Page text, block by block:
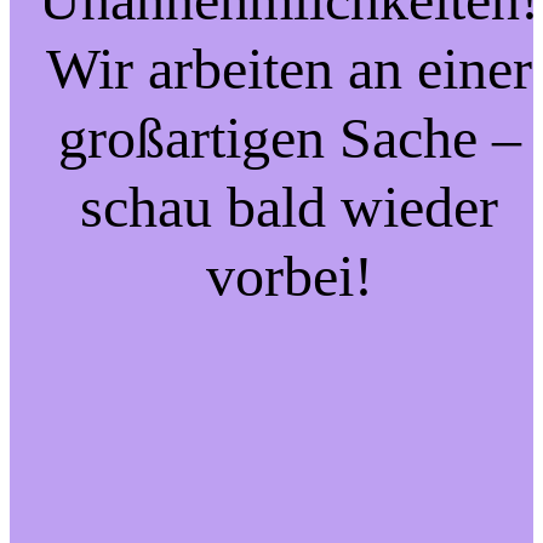
Wir arbeiten an einer
großartigen Sache –
schau bald wieder
vorbei!